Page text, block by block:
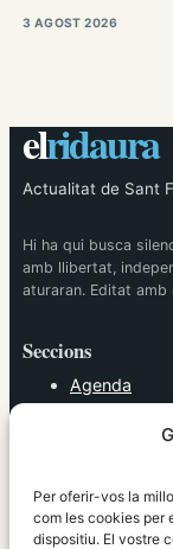
Per oferir-vos la
com les cookies per
dispositiu. El vostre
3 AGOST 2026
elridaura
Actualitat de Sant
Hi ha qui busca
amb llibertat,
aturaran. Editat amb
Seccions
Agenda
Política
Societat
Tendències